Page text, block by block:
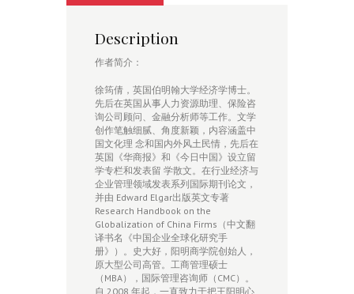
Description
作者简介：
徐筠倩，英国伯明翰⼤学经济学博⼠。
先后在英国从事⼈⼒资源助理、保险咨
询公司顾问、⾦融分析师等⼯作。⽂学
创作笔触细腻、⾓度新颖，内容涵盖中
国⽂化理 念和国内外风⼟民情，先后在
英国《华商报》和《今⽇中国》设⽴留
学专栏和发表留 学散⽂。在⾏业经济与
企业管理领域发表系列国际期刊论⽂，
并由 Edward Elgar出版英⽂专著
Research Handbook on the
Globalization of China Firms（中⽂翻
译书名《中国企业全球化研究⼿
册》）。史⼤好，阳明商学院创始⼈，
原⼤型公司⾼管。⼯商管理硕⼠
（MBA），国际管理咨询师（CMC）。
⾃ 2008 年起，⼀直致⼒于把王阳明⼼